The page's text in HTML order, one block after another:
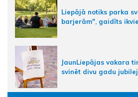
Liepājā notiks parka
barjerām", gaidīts
JaunLiepājas vakara
svinēt divu gadu